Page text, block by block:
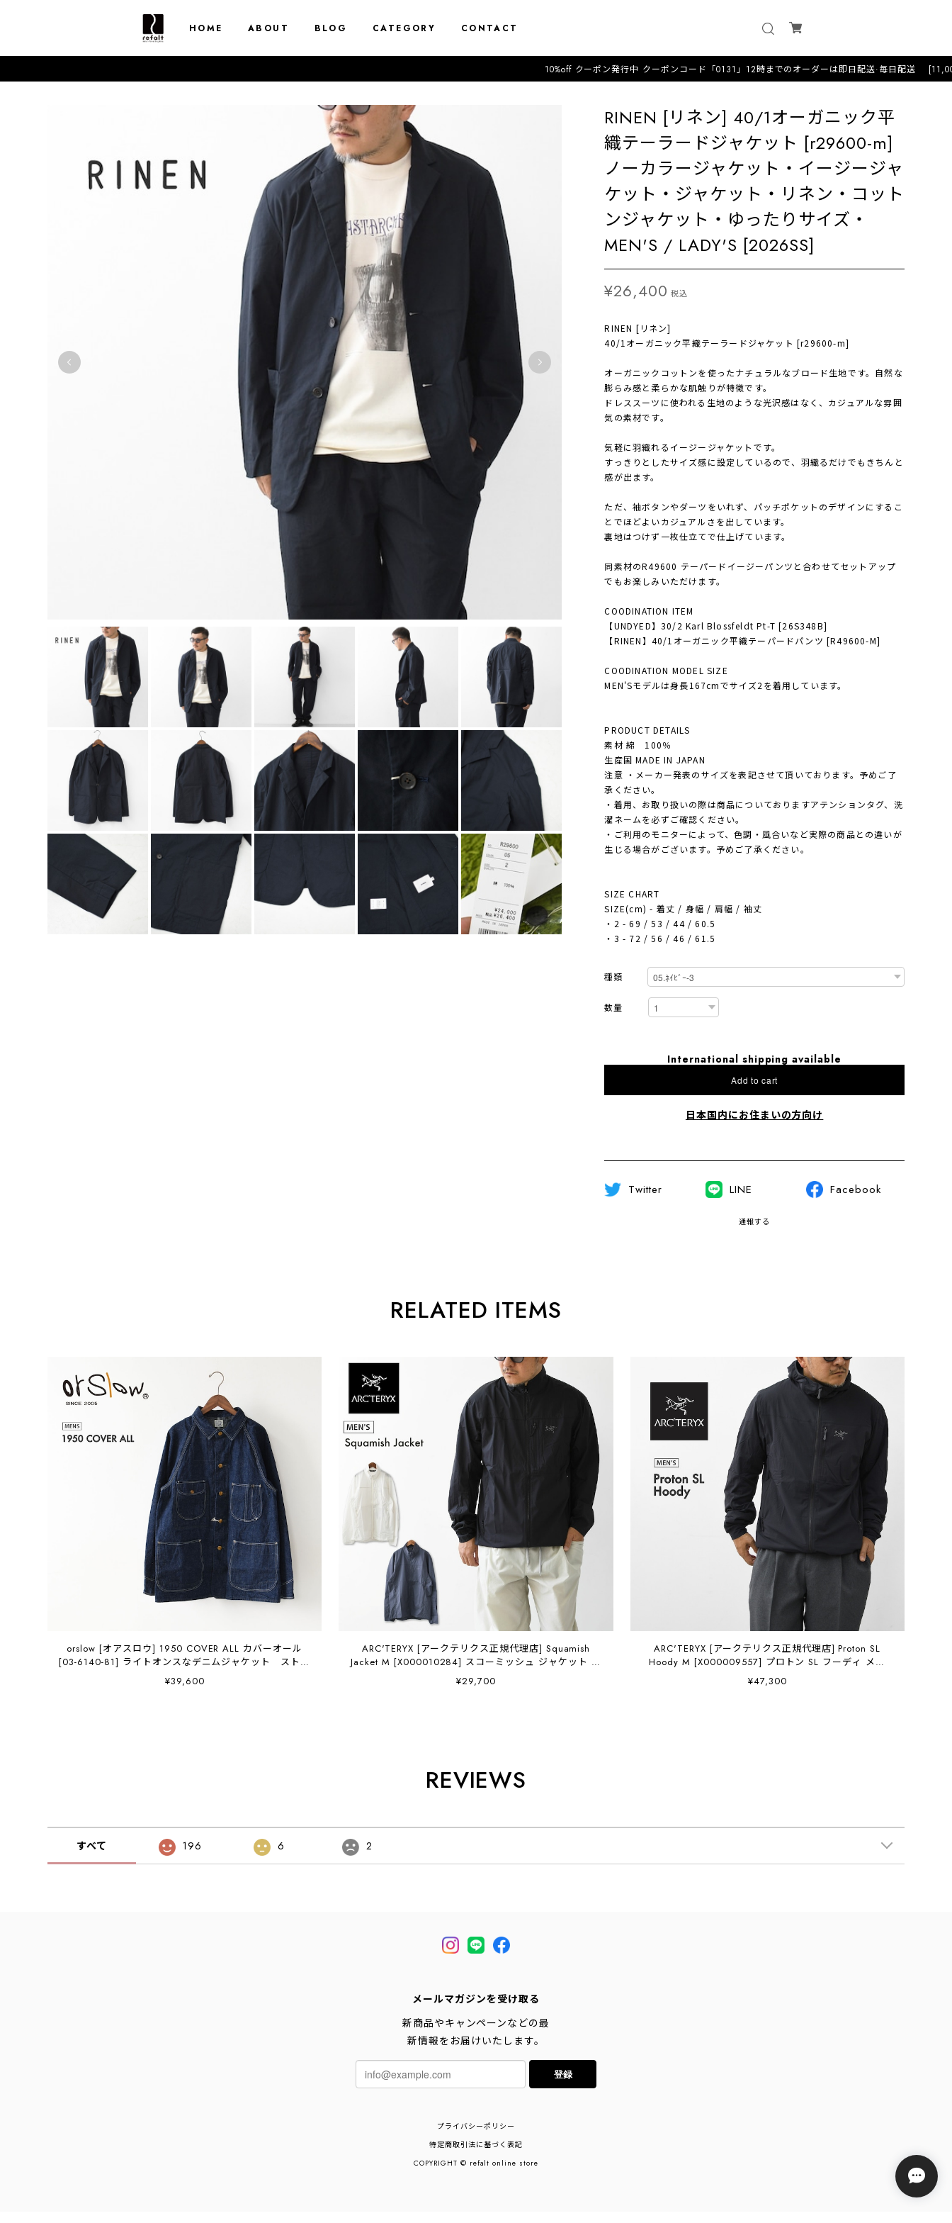
HOME ABOUT BLOG CATEGORY CONTACT
10%off クーポン発行中 クーポンコード「0131」12時までのオーダーは即日配送·毎日配送 [11,000円以上のお
RINEN [リネン] 40/1オーガニック平
織テーラードジャケット [r29600-m]
ノーカラージャケット・イージージャ
ケット・ジャケット・リネン・コット
ンジャケット・ゆったりサイズ・
MEN'S / LADY'S [2026SS]
¥26,400 税込
RINEN [リネン]
40/1オーガニック平織テーラードジャケット [r29600-m]
オーガニックコットンを使ったナチュラルなブロード生地です。自然な
膨らみ感と柔らかな肌触りが特徴です。
ドレススーツに使われる生地のような光沢感はなく、カジュアルな雰囲
気の素材です。
気軽に羽織れるイージージャケットです。
すっきりとしたサイズ感に設定しているので、羽織るだけでもきちんと
感が出ます。
ただ、袖ボタンやダーツをいれず、パッチポケットのデザインにするこ
とでほどよいカジュアルさを出しています。
裏地はつけず一枚仕立てで仕上げています。
同素材のR49600 テーパードイージーパンツと合わせてセットアップ
でもお楽しみいただけます。
COODINATION ITEM
【UNDYED】30/2 Karl Blossfeldt Pt-T [26S348B]
【RINEN】40/1オーガニック平織テーパードパンツ [R49600-M]
COODINATION MODEL SIZE
MEN'Sモデルは身長167cmでサイズ2を着用しています。
PRODUCT DETAILS
素材 綿 100％
生産国 MADE IN JAPAN
注意 ・メーカー発表のサイズを表記させて頂いております。予めご了
承ください。
・着用、お取り扱いの際は商品についておりますアテンションタグ、洗
濯ネームを必ずご確認ください。
・ご利用のモニターによって、色調・風合いなど実際の商品との違いが
生じる場合がございます。予めご了承ください。
SIZE CHART
SIZE(cm) - 着丈 / 身幅 / 肩幅 / 袖丈
・2 - 69 / 53 / 44 / 60.5
・3 - 72 / 56 / 46 / 61.5
種類
数量
International shipping available
Add to cart
日本国内にお住まいの方向け
Twitter LINE Facebook
通報する
RELATED ITEMS
orslow [オアスロウ] 1950 COVER ALL カバーオール
[03-6140-81] ライトオンスなデニムジャケット ストア
系ビンテージ好き必見 MEN'S / LADY'S [2026AW]
¥39,600
ARC'TERYX [アークテリクス正規代理店] Squamish
Jacket M [X000010284] スコーミッシュ ジャケット メ
ンズ・ウインドシェルジャケット・防風性・通気性・
MEN'S [2026SS]
¥29,700
ARC'TERYX [アークテリクス正規代理店] Proton SL
Hoody M [X000009557] プロトン SL フーディ メン
ズ・クライミング・軽量・通気性・耐久性・MEN'S
[2026SS]
¥47,300
REVIEWS
すべて 196 6 2
メールマガジンを受け取る
新商品やキャンペーンなどの最
新情報をお届けいたします。
登録
プライバシーポリシー
特定商取引法に基づく表記
COPYRIGHT © refalt online store